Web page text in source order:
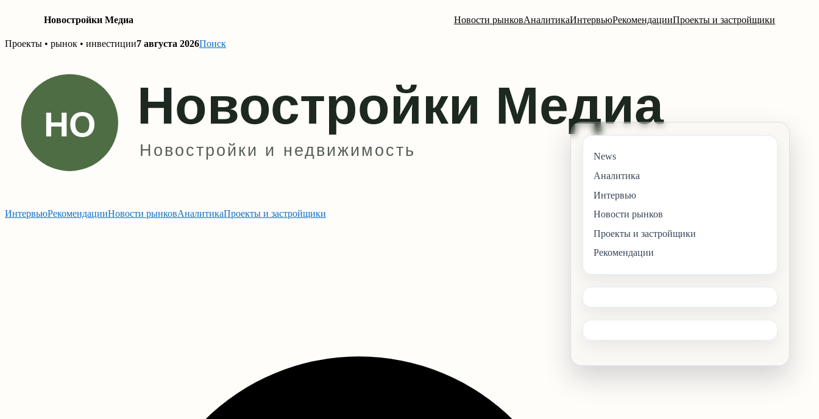
Новостройки Медиа Новости рынковАналитикаИнтервьюРекомендацииПроекты и застройщики
Skip
Проекты • рынок • инвестиции7 августа 2026Поиск
ИнтервьюРекомендацииНовости рынковАналитикаПроекты и застройщики
News
Аналитика
Интервью
Новости рынков
Проекты и застройщики
Рекомендации